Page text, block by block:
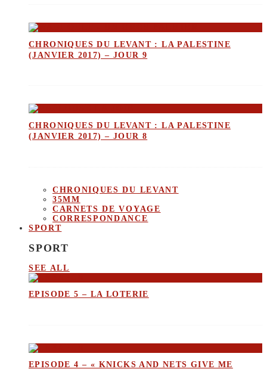
CHRONIQUES DU LEVANT : LA PALESTINE
(JANVIER 2017) – JOUR 9
CHRONIQUES DU LEVANT : LA PALESTINE
(JANVIER 2017) – JOUR 8
CHRONIQUES DU LEVANT
35MM
CARNETS DE VOYAGE
CORRESPONDANCE
SPORT
SPORT
SEE ALL
EPISODE 5 – LA LOTERIE
EPISODE 4 – « KNICKS AND NETS GIVE ME